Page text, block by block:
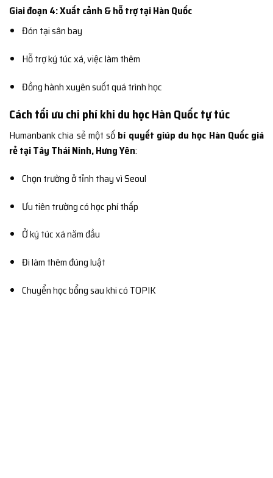
Giai đoạn 4: Xuất cảnh & hỗ trợ tại Hàn Quốc
Đón tại sân bay
Hỗ trợ ký túc xá, việc làm thêm
Đồng hành xuyên suốt quá trình học
Cách tối ưu chi phí khi du học Hàn Quốc tự túc
Humanbank chia sẻ một số bí quyết giúp du học Hàn Quốc giá
rẻ tại Tây Thái Ninh, Hưng Yên:
Chọn trường ở tỉnh thay vì Seoul
Ưu tiên trường có học phí thấp
Ở ký túc xá năm đầu
Đi làm thêm đúng luật
Chuyển học bổng sau khi có TOPIK